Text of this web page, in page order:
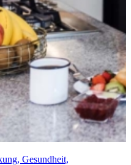
Gesundheit,